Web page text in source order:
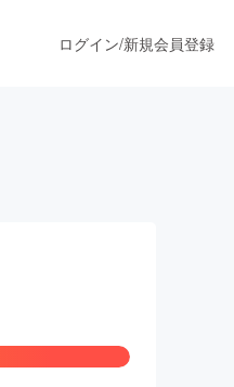
ログイン/新規会員登録